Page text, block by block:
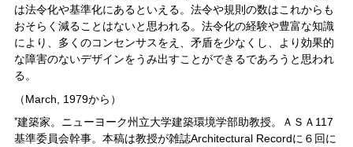
は法令化や基準化にあるといえる。法令や規則の数はこれからも
おそらく減ることはないと思われる。法令化の経験や豊富な知識
により、多くのコンセンサスをえ、矛盾を少なくし、より効果的
な障害のないデザインをうみ出すことができるであろうと思われ
る。
（March, 1979から）
*建築家。ニューヨーク州立大学建築環境学部助教授。ＡＳＡ117
基準委員会幹事。本稿は教授が雑誌Architectural Recordに６回に